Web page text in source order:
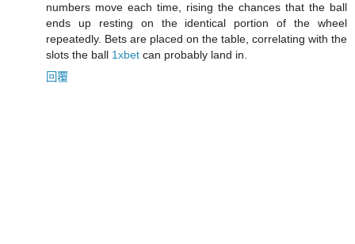
numbers move each time, rising the chances that the ball
ends up resting on the identical portion of the wheel
repeatedly. Bets are placed on the table, correlating with the
slots the ball 1xbet can probably land in.
回覆